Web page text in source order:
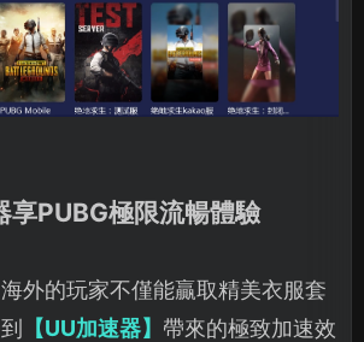
享PUBG極限流暢體驗
外的玩家不僅能贏取精美衣服套
【UU加速器】 帶來的極致加速效